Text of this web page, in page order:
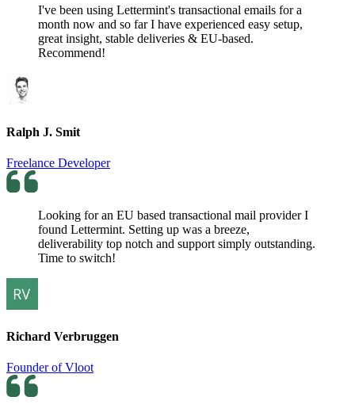
I've been using Lettermint's transactional emails for a
month now and so far I have experienced easy setup,
great insight, stable deliveries & EU-based.
Recommend!
Ralph J. Smit
Freelance Developer
Looking for an EU based transactional mail provider I
found Lettermint. Setting up was a breeze,
deliverability top notch and support simply outstanding.
Time to switch!
Richard Verbruggen
Founder of Vloot